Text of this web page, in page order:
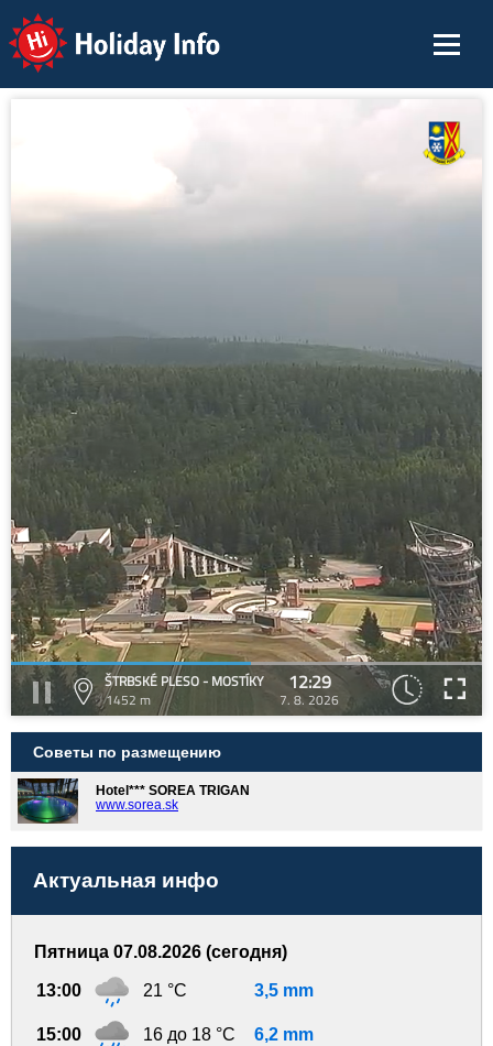
Holiday Info
ŠTRBSKÉ PLESO - MOSTÍKY
1452 m
12:29
7. 8. 2026
Советы по размещению
Hotel*** SOREA TRIGAN
www.sorea.sk
Актуальная инфо
Пятница 07.08.2026 (сегодня)
13:00 21 °C 3,5 mm
15:00 16 до 18 °C 6,2 mm